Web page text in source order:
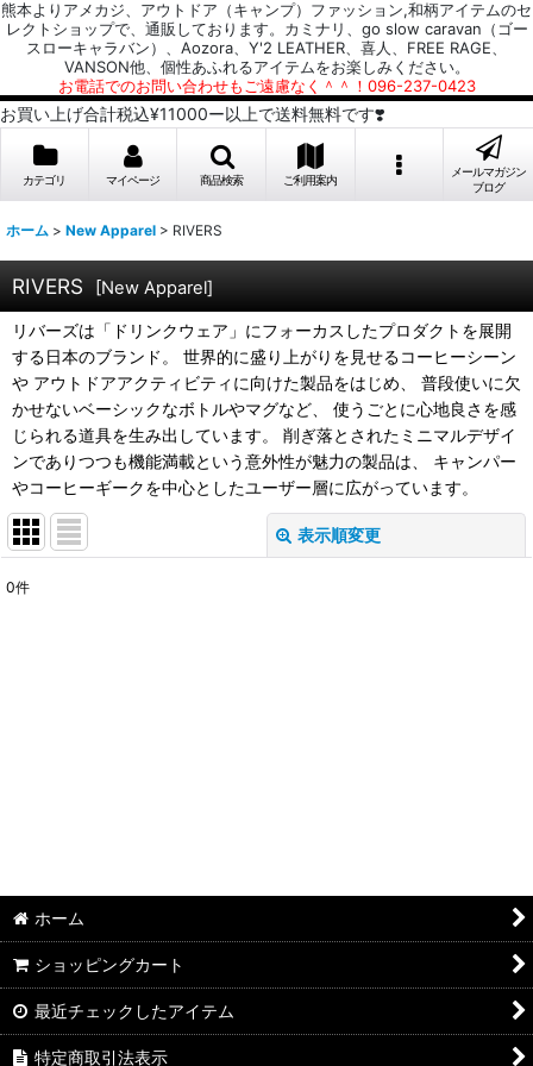
熊本よりアメカジ、アウトドア（キャンプ）ファッション,和柄アイテムのセ
レクトショップで、通販しております。カミナリ、go slow caravan（ゴー
スローキャラバン）、Aozora、Y'2 LEATHER、喜人、FREE RAGE、
VANSON他、個性あふれるアイテムをお楽しみください。
お電話でのお問い合わせもご遠慮なく＾＾！096-237-0423
お買い上げ合計税込¥11000ー以上で送料無料です❣️
カテゴリ マイページ 商品検索 ご利用案内
メールマガジン
ブログ
ホーム > New Apparel > RIVERS
RIVERS [New Apparel]
リバーズは「ドリンクウェア」にフォーカスしたプロダクトを展開
する日本のブランド。 世界的に盛り上がりを見せるコーヒーシーン
や アウトドアアクティビティに向けた製品をはじめ、 普段使いに欠
かせないベーシックなボトルやマグなど、 使うごとに心地良さを感
じられる道具を生み出しています。 削ぎ落とされたミニマルデザイ
ンでありつつも機能満載という意外性が魅力の製品は、 キャンパー
やコーヒーギークを中心としたユーザー層に広がっています。
表示順変更
0件
ホーム
ショッピングカート
最近チェックしたアイテム
特定商取引法表示